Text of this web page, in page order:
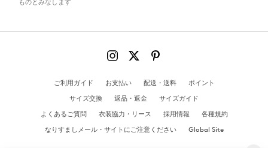
ものとみなします
ご利用ガイド お支払い 配送・送料
ポイント
サイズ交換
返品・返金
サイズガイド
よくあるご質問
衣装協力・リース 採用情報
各種規約
なりすましメール・サイトにご注意ください
Global Site